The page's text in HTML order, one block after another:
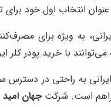
انتخاب اول خود
به ویژه برای
با خرید پودر کلر
ایرانی به راحتی در
است. شرکت جهان امید